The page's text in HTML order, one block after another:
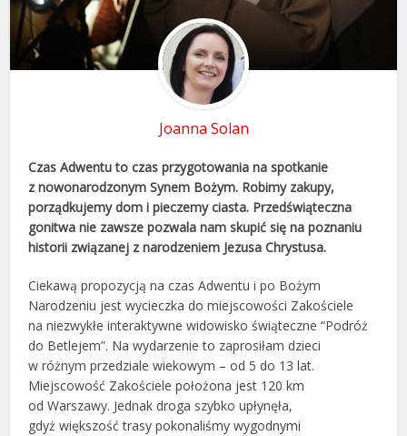
Joanna Solan
Czas Adwentu to czas przygotowania na spotkanie
z nowonarodzonym Synem Bożym. Robimy zakupy,
porządkujemy dom i pieczemy ciasta. Przedświąteczna
gonitwa nie zawsze pozwala nam skupić się na poznaniu
historii związanej z narodzeniem Jezusa Chrystusa.
Ciekawą propozycją na czas Adwentu i po Bożym
Narodzeniu jest wycieczka do miejscowości Zakościele
na niezwykłe interaktywne widowisko świąteczne “Podróż
do Betlejem”. Na wydarzenie to zaprosiłam dzieci
w różnym przedziale wiekowym – od 5 do 13 lat.
Miejscowość Zakościele położona jest 120 km
od Warszawy. Jednak droga szybko upłynęła,
gdyż większość trasy pokonaliśmy wygodnymi